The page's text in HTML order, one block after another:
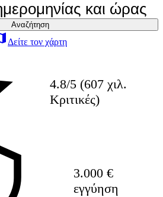
και ώρας
Αναζήτηση
Δείτε τον χάρτη
4.8/5 (607 χιλ.
Κριτικές)
3.000 €
εγγύηση